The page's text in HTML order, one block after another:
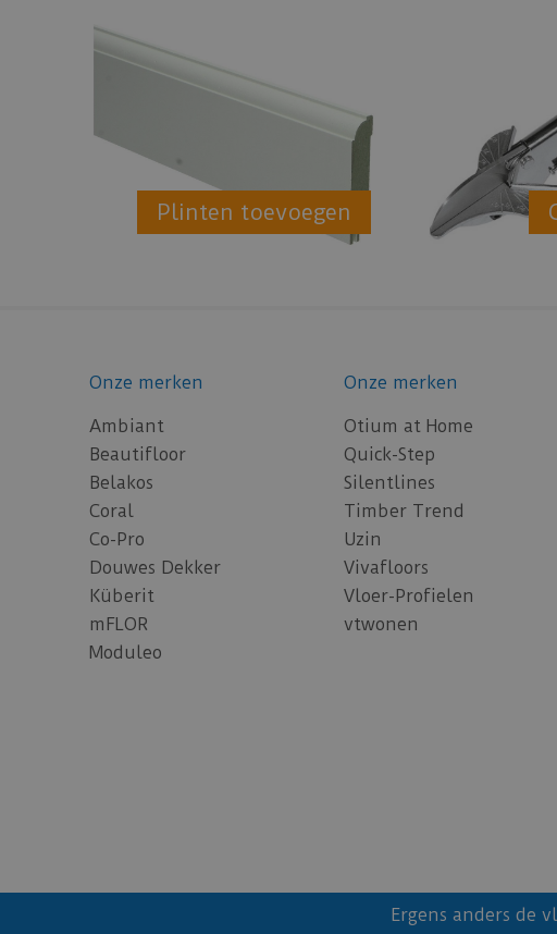
Plinten toevoegen
Onze merken
Ambiant
Beautifloor
Belakos
Coral
Co-Pro
Douwes Dekker
Küberit
mFLOR
Moduleo
Onze merken
Otium at Home
Quick-Step
Silentlines
Timber Trend
Uzin
Vivafloors
Vloer-Profielen
vtwonen
Ergens anders de